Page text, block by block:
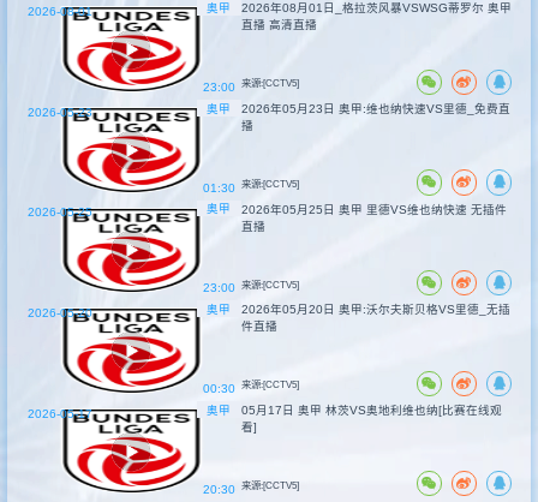
奥甲
23:00
2026-08-01
2026年08月01日_格拉茨风暴VSWSG蒂罗尔 奥甲
直播 高清直播
来源:[CCTV5]
奥甲
01:30
2026-05-23
2026年05月23日 奥甲:维也纳快速VS里德_免费直
播
来源:[CCTV5]
奥甲
23:00
2026-05-25
2026年05月25日 奥甲 里德VS维也纳快速 无插件
直播
来源:[CCTV5]
奥甲
00:30
2026-05-20
2026年05月20日 奥甲:沃尔夫斯贝格VS里德_无插
件直播
来源:[CCTV5]
奥甲
20:30
2026-05-17
05月17日 奥甲 林茨VS奥地利维也纳[比赛在线观
看]
来源:[CCTV5]